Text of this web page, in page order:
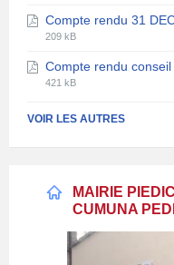
fichier:
pdf
fichier:
Compte rendu 31
Extension
fichier:
pdf
Taille
fichier:
209 kB
Compte rendu
Extension
fichier:
Taille
fichier:
421 kB
VOIR LES AUTRES
MAIRIE
CUMUNA